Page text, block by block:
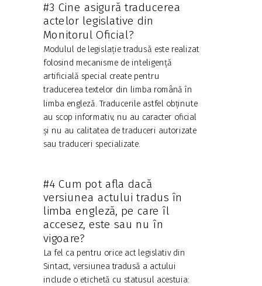
#3 Cine asigură traducerea
actelor legislative din
Monitorul Oficial?
Modulul de legislație tradusă este realizat
folosind mecanisme de inteligență
artificială special create pentru
traducerea textelor din limba română în
limba engleză. Traducerile astfel obținute
au scop informativ, nu au caracter oficial
și nu au calitatea de traduceri autorizate
sau traduceri specializate.
#4 Cum pot afla dacă
versiunea actului tradus în
limba engleză, pe care îl
accesez, este sau nu în
vigoare?
La fel ca pentru orice act legislativ din
Sintact, versiunea tradusă a actului
include o etichetă cu statusul acestuia: